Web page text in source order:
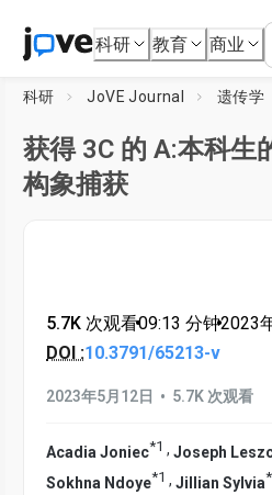
科研 教育 商业
科研 JoVE Journal 遗传学
获得 3C 的 A:本科生
构象捕获
5.7K 次观看•09:13 分钟•2023
DOI :10.3791/65213-v
2023年5月12日 • 5.7K 次观看
Acadia Joniec*1 , Joseph
Sokhna Ndoye*1 , Jillian Sylvia*